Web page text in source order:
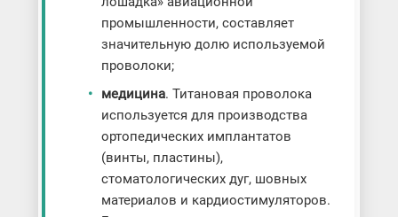
промышленности, составляет
значительную долю используемой
проволоки;
медицина. Титановая проволока
используется для производства
ортопедических имплантатов
(винты, пластины),
стоматологических дуг, шовных
материалов и кардиостимуляторов.